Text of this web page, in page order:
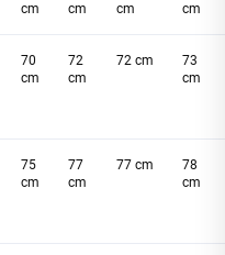
cm
cm
cm
cm
70
cm
72
cm
72 cm
73
cm
75
cm
77
cm
77 cm
78
cm